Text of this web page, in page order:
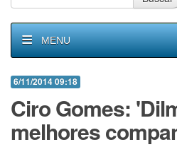
MENU
6/11/2014 09:18
Ciro Gomes:
melhores